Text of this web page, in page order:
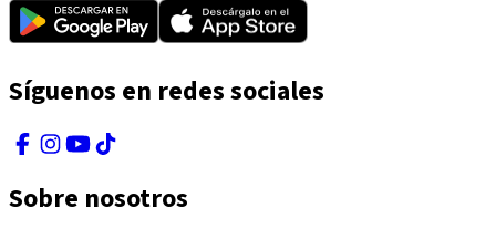
Síguenos en redes sociales
Sobre nosotros